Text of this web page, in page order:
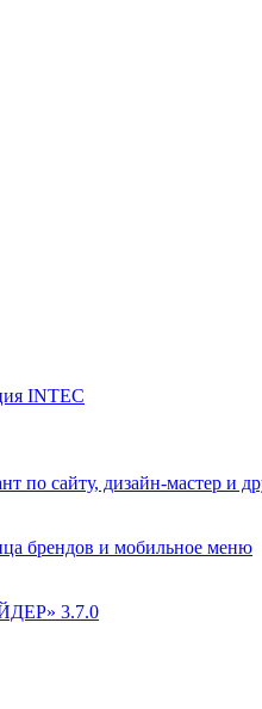
INTEC
по сайту, дизайн-мастер и
брендов и мобильное меню
3.7.0